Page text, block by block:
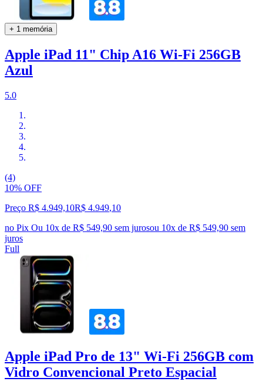
+ 1 memória
Apple iPad 11" Chip A16 Wi-Fi 256GB
Azul
5.0
(4)
10% OFF
Preço R$ 4.949,10R$ 4.949,10
no Pix Ou 10x de R$ 549,90 sem jurosou 10x de R$ 549,90 sem
juros
Full
Apple iPad Pro de 13" Wi‑Fi 256GB com
Vidro Convencional Preto Espacial